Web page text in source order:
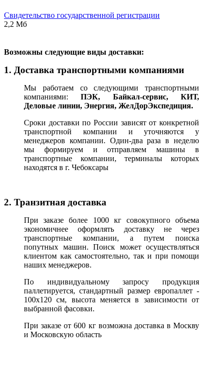
Свидетельство государственной регистрации
2,2 Мб
Возможны следующие виды доставки:
1. Доставка транспортными компаниями
Мы работаем со следующими транспортными
компаниями:ПЭК, Байкал-сервис, КИТ,
Деловые линии, Энергия, ЖелДорЭкспедиция.
Сроки доставки по России зависят от конкретной
транспортной компании и уточняются у
менеджеров компании. Один-два раза в неделю
мы формируем и отправляем машины в
транспортные компании, терминалы которых
находятся в г. Чебоксары
2. Транзитная доставка
При заказе более 1000 кг совокупного объема
экономичнее оформлять доставку не через
транспортные компании, а путем поиска
попутных машин. Поиск может осуществляться
клиентом как самостоятельно, так и при помощи
наших менеджеров.
По индивидуальному запросу продукция
паллетируется, стандартный размер европаллет -
100х120 см, высота меняется в зависимости от
выбранной фасовки.
При заказе от 600 кг возможна доставка в Москву
и Московскую область